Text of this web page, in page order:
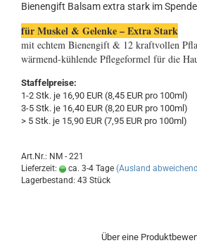
Bienengift Balsam extra stark im
für Muskel & Gelenke – Extra Stark
mit echtem Bienengift & 12 kraftvollen
wärmend-kühlende Pflegeformel für die
Staffelpreise:
1-2 Stk. je 16,90 EUR (8,45 EUR pro 100ml)
3-5 Stk. je 16,40 EUR (8,20 EUR pro 100ml)
> 5 Stk. je 15,90 EUR (7,95 EUR pro 100ml)
Art.Nr.: NM - 221
Lieferzeit:
ca. 3-4 Tage (Ausland
Lagerbestand: 43 Stück
Über eine